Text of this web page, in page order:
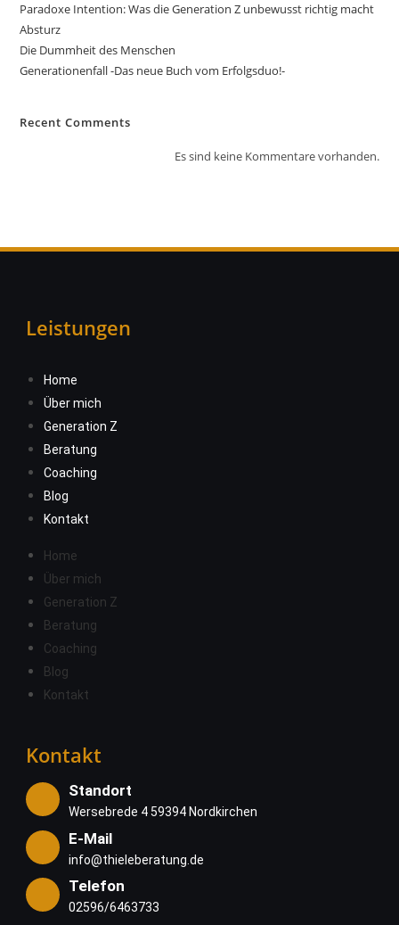
Paradoxe Intention: Was die Generation Z unbewusst richtig macht
Absturz
Die Dummheit des Menschen
Generationenfall -Das neue Buch vom Erfolgsduo!-
Recent Comments
Es sind keine Kommentare vorhanden.
Leistungen
Home
Über mich
Generation Z
Beratung
Coaching
Blog
Kontakt
Home
Über mich
Generation Z
Beratung
Coaching
Blog
Kontakt
Kontakt
Standort
Wersebrede 4 59394 Nordkirchen
E-Mail
info@thieleberatung.de
Telefon
02596/6463733